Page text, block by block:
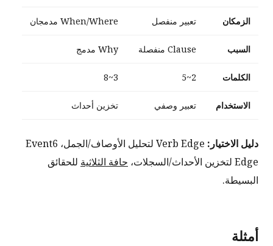
الزمكان تعبير منفصل When/Where مدمجان
السبب Clause منفصلة Why مدمج
الكلمات 2~5
3~8
الاستخدام تعبير وصفي تخزين أحداث
دليل الاختيار:
Verb Edge لتحليل الأوصاف/الجمل، Event6
Edge لتخزين الأحداث/السجلات،
حافة الثلاثية للحقائق
البسيطة.
أمثلة